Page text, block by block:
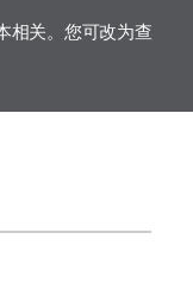
相关。您可改为查